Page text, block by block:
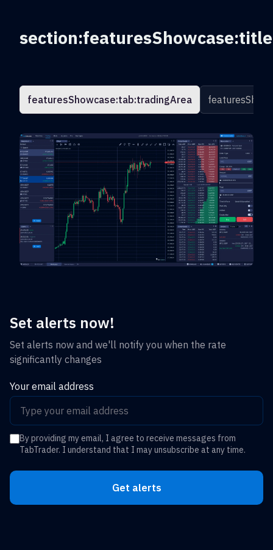
section:featuresShowcase:title
featuresShowcase:tab:tradingArea
Set alerts now!
Set alerts now and we'll notify you when the rate
significantly changes
Your email address
By providing my email, I agree to receive messages from
TabTrader. I understand that I may unsubscribe at any time.
Get alerts